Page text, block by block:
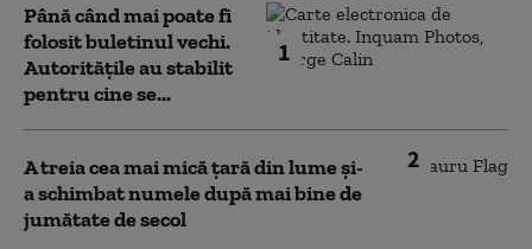
1
Până când mai poate fi
folosit buletinul vechi.
Autoritățile au stabilit
pentru cine se...
2
A treia cea mai mică țară din lume și-
a schimbat numele după mai bine de
jumătate de secol